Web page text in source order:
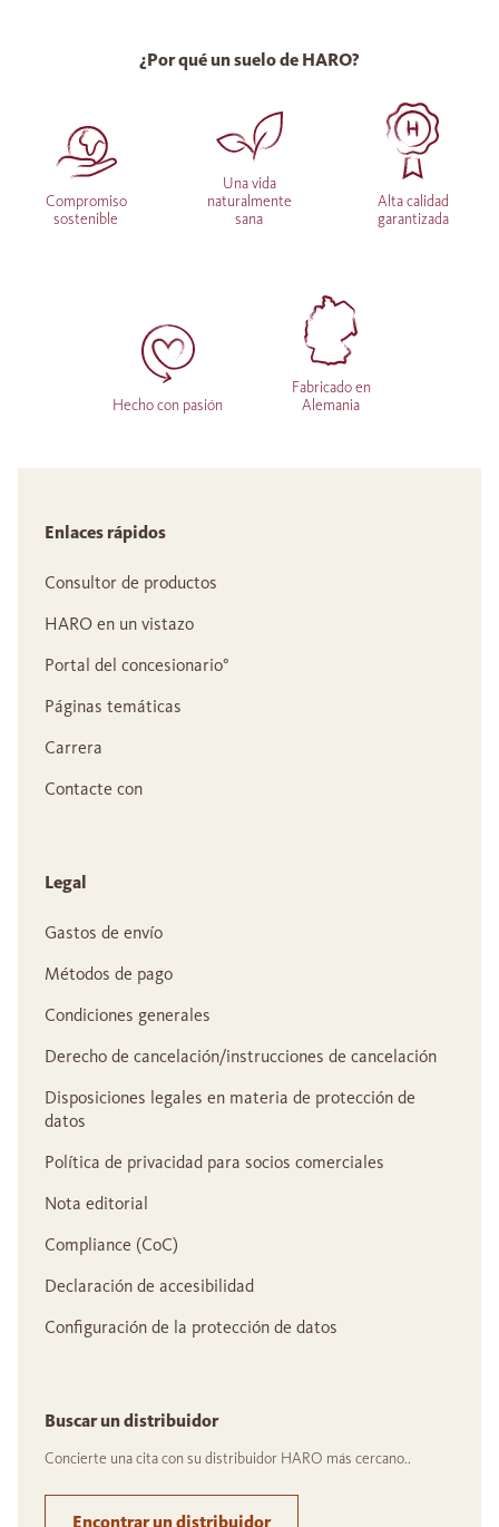
¿Por qué un suelo de HARO?
Compromiso
sostenible
Una vida
naturalmente
sana
Alta calidad
garantizada
Hecho con pasión
Fabricado en
Alemania
Enlaces rápidos
Consultor de productos
HARO en un vistazo
Portal del concesionario°
Páginas temáticas
Carrera
Contacte con
Legal
Gastos de envío
Métodos de pago
Condiciones generales
Derecho de cancelación/instrucciones de cancelación
Disposiciones legales en materia de protección de
datos
Política de privacidad para socios comerciales
Nota editorial
Compliance (CoC)
Declaración de accesibilidad
Configuración de la protección de datos
Buscar un distribuidor
Concierte una cita con su distribuidor HARO más cercano..
Encontrar un distribuidor